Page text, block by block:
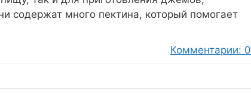
содержат много пектина, который помогает
Комментарии: 0